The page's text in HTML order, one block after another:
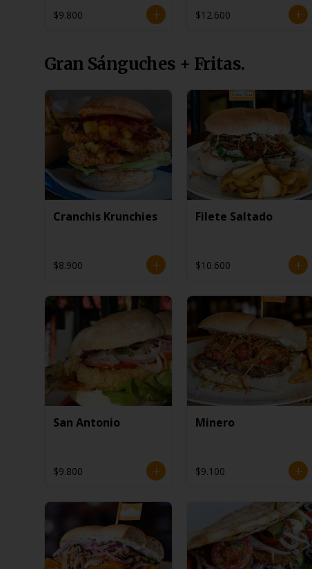
$9.800 $12.600
Gran Sánguches + Fritas.
Cranchis Krunchies
$8.900
Filete Saltado
$10.600
San Antonio
$9.800
Minero
$9.100